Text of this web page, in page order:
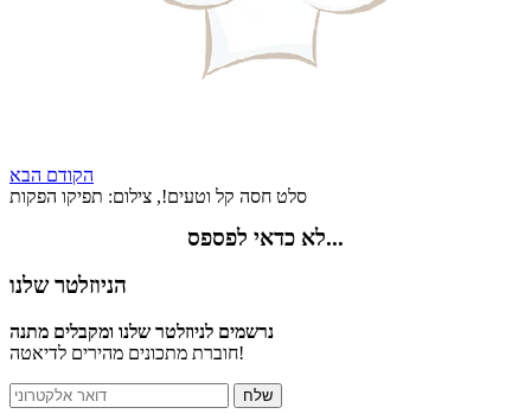
הקודם הבא
סלט חסה קל וטעים!, צילום: תפיקו הפקות
לא כדאי לפספס...
הניוזלטר שלנו
נרשמים לניוזלטר שלנו ומקבלים מתנה
חוברת מתכונים מהירים לדיאטה!